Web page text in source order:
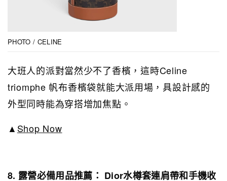
PHOTO / CELINE
大班人的派對當然少不了香檳，這時Celine
triomphe 帆布香檳袋就能大派用場，具設計感的
外型同時能為穿搭增加焦點。
▲ Shop Now
8. 露營必備用品推薦： Dior水樽套連肩帶和手機收